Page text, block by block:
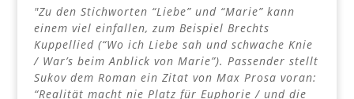
"Zu den Stichworten “Liebe” und “Marie” kann
einem viel einfallen, zum Beispiel Brechts
Kuppellied (“Wo ich Liebe sah und schwache Knie
/ War’s beim Anblick von Marie”). Passender stellt
Sukov dem Roman ein Zitat von Max Prosa voran:
“Realität macht nie Platz für Euphorie / und die